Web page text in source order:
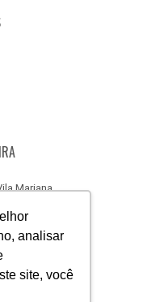
analisar
site, você
Mariana